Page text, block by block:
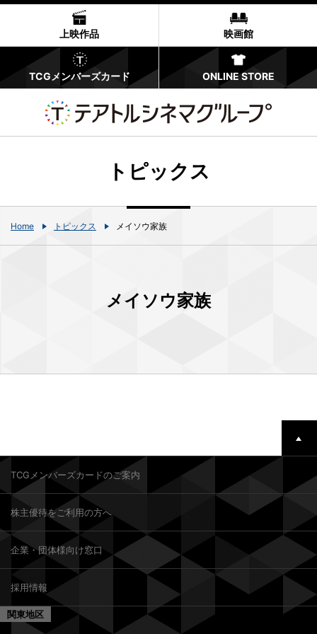
上映作品 映画館
TCGメンバーズカード ONLINE STORE
トピックス
Home トピックス メイソウ家族
メイソウ家族
TCGメンバーズカードのご案内
株主優待をご利用の方へ
企業・団体様向け窓口
採用情報
関東地区